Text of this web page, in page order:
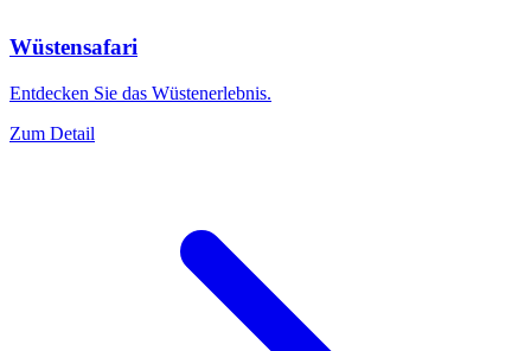
Wüstensafari
Entdecken Sie das Wüstenerlebnis.
Zum Detail